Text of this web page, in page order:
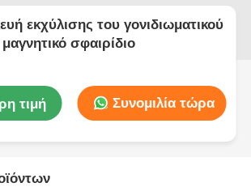
εκχύλισης του γονιδιωματικού
σφαιρίδιο
τιμή Συνομιλία τώρα